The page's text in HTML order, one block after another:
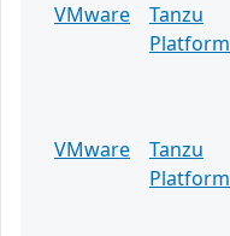
VMware
Tanzu
Platform
VMware
Tanzu
Platform